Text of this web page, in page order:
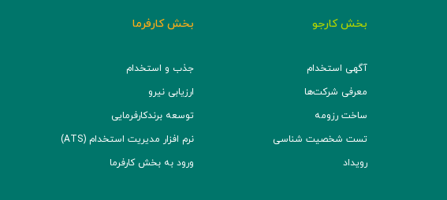
بخش کارجو
آگهی استخدام
معرفی شرکت‌ها
ساخت رزومه
تست شخصیت شناسی
رویداد
بخش کارفرما
جذب و استخدام
ارزیابی نیرو
توسعه برند‌کارفرمایی
نرم افزار مدیریت استخدام (ATS)
ورود به بخش کارفرما